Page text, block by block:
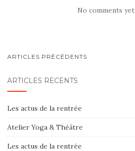
No comments yet
ARTICLES PRÉCÉDENTS
ARTICLES RÉCENTS
Les actus de la rentrée
Atelier Yoga & Théâtre
Les actus de la rentrée